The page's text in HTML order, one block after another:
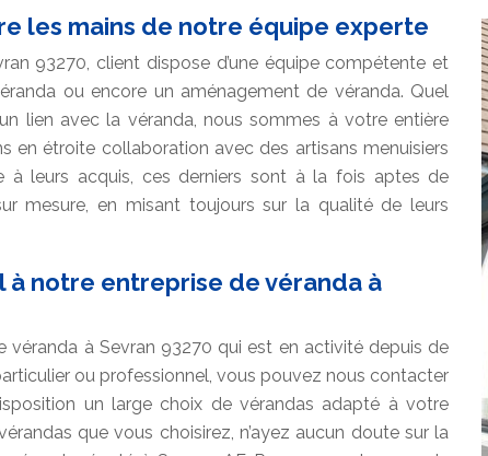
les mains de notre équipe experte
93270, client dispose d’une équipe compétente et
ou encore un aménagement de véranda. Quel
lien avec la véranda, nous sommes à votre entière
en étroite collaboration avec des artisans menuisiers
à leurs acquis, ces derniers sont à la fois aptes de
mesure, en misant toujours sur la qualité de leurs
à notre entreprise de véranda à
véranda à Sevran 93270 qui est en activité depuis de
ou professionnel, vous pouvez nous contacter
un large choix de vérandas adapté à votre
que vous choisirez, n’ayez aucun doute sur la